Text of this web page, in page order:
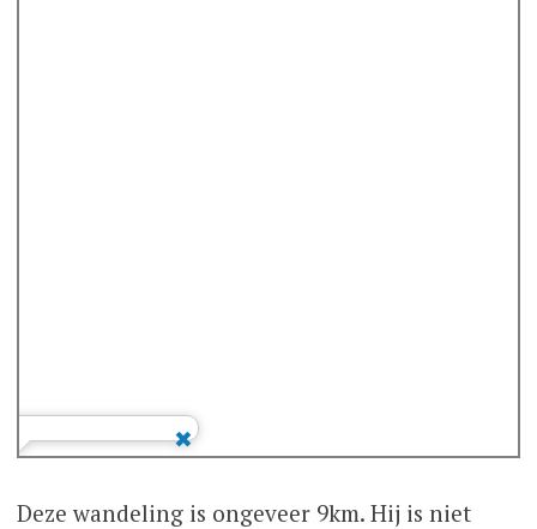
Deze wandeling is ongeveer 9km. Hij is niet